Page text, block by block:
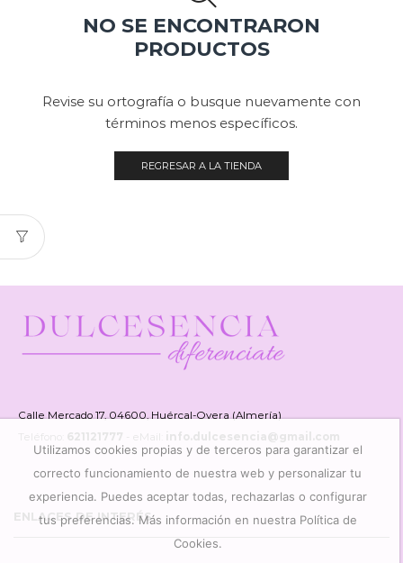
NO SE ENCONTRARON
PRODUCTOS
Revise su ortografía o busque nuevamente con
términos menos específicos.
REGRESAR A LA TIENDA
Calle Mercado 17, 04600, Huércal-Overa (Almería)
Teléfono: 621121777 info.dulcesencia@gmail.com
ENLACES DE INTERÉS
Utilizamos cookies propias y de terceros para garantizar el
correcto funcionamiento de nuestra web y personalizar tu
experiencia. Puedes aceptar todas, rechazarlas o configurar
tus preferencias. Más información en nuestra Política de
Cookies.